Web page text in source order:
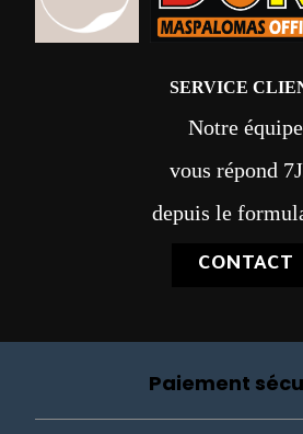
SERVICE
Notre équipe
vous répond
depuis le
CONTACT
Paiement